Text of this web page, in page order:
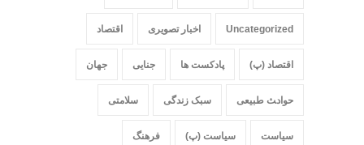
Uncategorized اخبار تصویری اقتصاد
اقتصاد (پ) پادکست ها جنایی جهان
حواد‍‍‍ث طبیعی سبک زندگی سلامتی
سیاست سیاست (پ) فرهنگ